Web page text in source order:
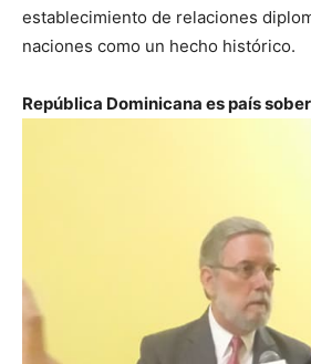
establecimiento de relaciones
naciones como un hecho histórico.
República Dominicana es país